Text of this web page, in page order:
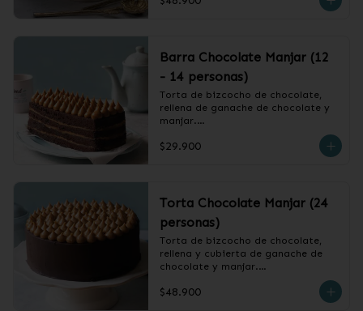
Barra Chocolate Manjar (12
- 14 personas)
Torta de bizcocho de chocolate,
rellena de ganache de chocolate y
manjar.
❄️ Producto Congelado
$29.900
Torta Chocolate Manjar (24
personas)
Torta de bizcocho de chocolate,
rellena y cubierta de ganache de
chocolate y manjar.
❄️ Producto Congelado
$48.900